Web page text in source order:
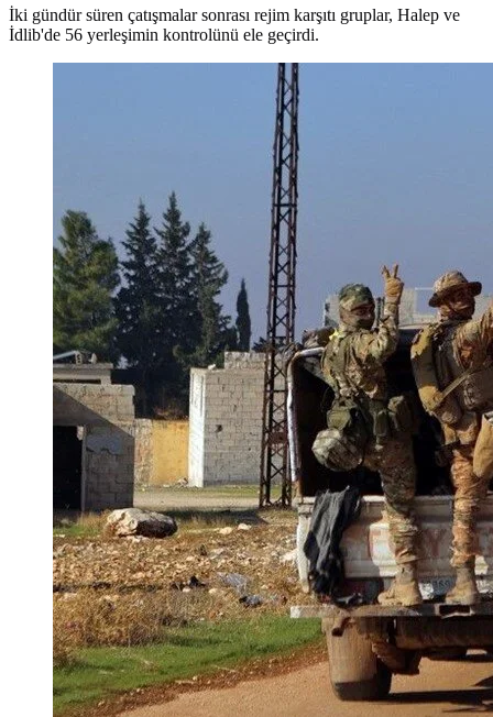
İki gündür süren çatışmalar sonrası rejim karşıtı gruplar, Halep ve
İdlib'de 56 yerleşimin kontrolünü ele geçirdi.